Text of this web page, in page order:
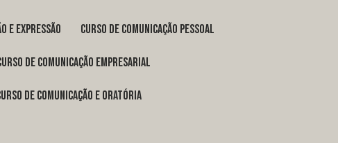
e expressão curso de comunicação pessoal
curso de comunicação empresarial
curso de comunicação e oratória